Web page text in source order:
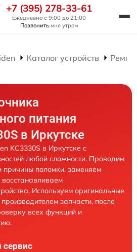
+7 (395) 278-33-61
Ежедневно с 9:00 до 21:00
Позвонить мне утром
Каталог устройств
питания
в Иркутске
KC3330S в Иркутске с
любой сложности. Проводим
причины поломки, заменяем
Используем оригинальные
запчасти, после
всех функций и